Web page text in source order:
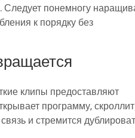
понемногу
к порядку без
клипы предоставляют
программу, скроллит
и стремится